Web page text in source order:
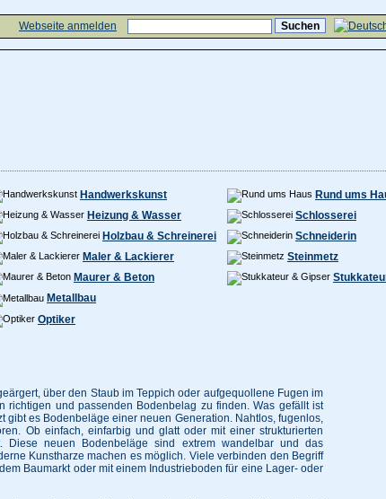
Webseite anmelden
Handwerkskunst
Heizung & Wasser
Holzbau & Schreinerei
Maler & Lackierer
Maurer & Beton
Metallbau
Optiker
Rund ums
Schlosserei
Schneiderin
Steinmetz
über den Staub im Teppich oder aufgequollene Fugen im
und passenden Bodenbelag zu finden. Was gefällt ist
gibt es Bodenbeläge einer neuen Generation. Nahtlos, fugenlos,
Ob einfach, einfarbig und glatt oder mit einer strukturierten
Diese neuen Bodenbeläge sind extrem wandelbar und das
Kunstharze machen es möglich. Viele verbinden den Begriff
Baumarkt oder mit einem Industrieboden für eine Lager- oder